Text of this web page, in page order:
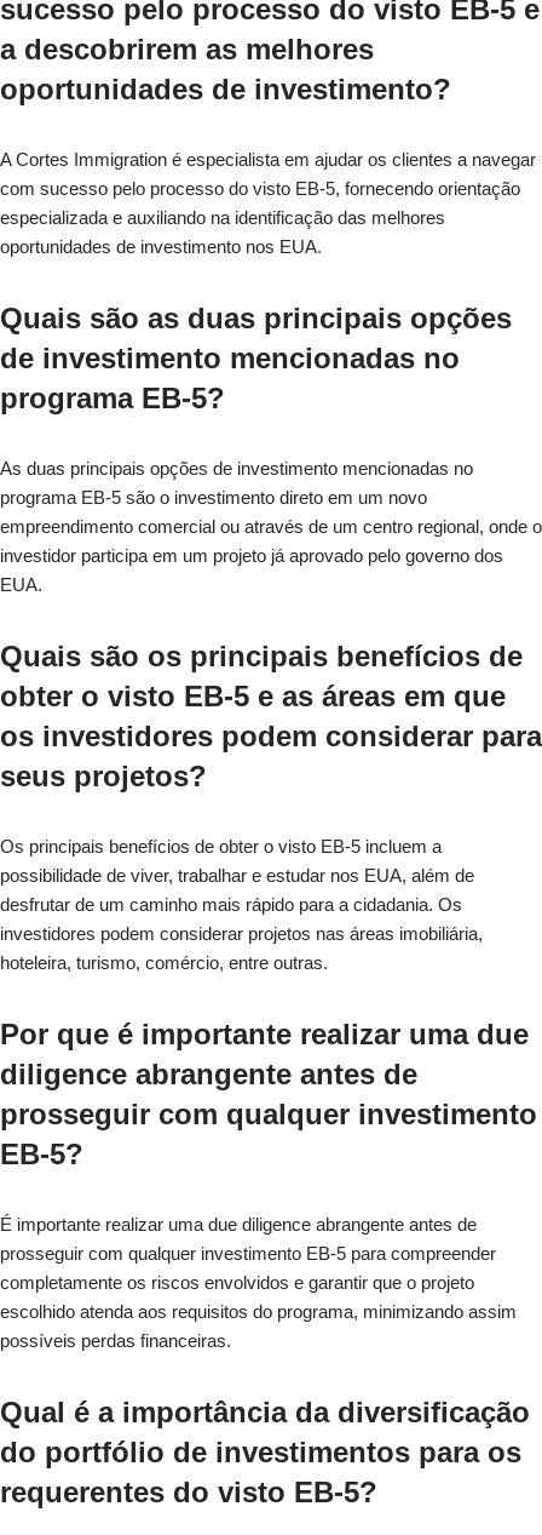
sucesso pelo processo do visto EB-5 e
a descobrirem as melhores
oportunidades de investimento?
A Cortes Immigration é especialista em ajudar os clientes a navegar
com sucesso pelo processo do visto EB-5, fornecendo orientação
especializada e auxiliando na identificação das melhores
oportunidades de investimento nos EUA.
Quais são as duas principais opções
de investimento mencionadas no
programa EB-5?
As duas principais opções de investimento mencionadas no
programa EB-5 são o investimento direto em um novo
empreendimento comercial ou através de um centro regional, onde o
investidor participa em um projeto já aprovado pelo governo dos
EUA.
Quais são os principais benefícios de
obter o visto EB-5 e as áreas em que
os investidores podem considerar para
seus projetos?
Os principais benefícios de obter o visto EB-5 incluem a
possibilidade de viver, trabalhar e estudar nos EUA, além de
desfrutar de um caminho mais rápido para a cidadania. Os
investidores podem considerar projetos nas áreas imobiliária,
hoteleira, turismo, comércio, entre outras.
Por que é importante realizar uma due
diligence abrangente antes de
prosseguir com qualquer investimento
EB-5?
É importante realizar uma due diligence abrangente antes de
prosseguir com qualquer investimento EB-5 para compreender
completamente os riscos envolvidos e garantir que o projeto
escolhido atenda aos requisitos do programa, minimizando assim
possíveis perdas financeiras.
Qual é a importância da diversificação
do portfólio de investimentos para os
requerentes do visto EB-5?